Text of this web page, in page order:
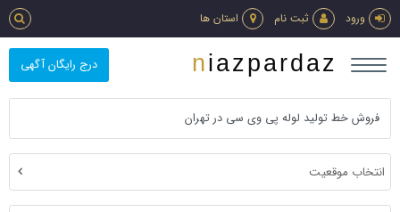
ورود ثبت نام استان ها
درج رایگان آگهی niazpardaz
انتخاب موقعیت